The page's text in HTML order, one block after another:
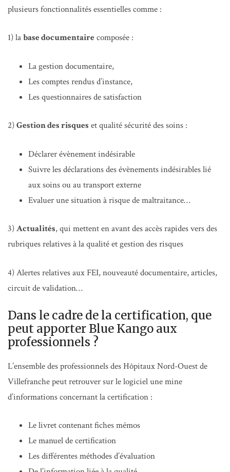
plusieurs fonctionnalités essentielles comme :
1) labase documentaire composée :
La gestion documentaire,
Les comptes rendus d’instance,
Les questionnaires de satisfaction
2)Gestion des risques et qualité sécurité des soins :
Déclarer évènement indésirable
Suivre les déclarations des évènements indésirables lié
aux soins ou au transport externe
Evaluer une situation à risque de maltraitance…
3)Actualités, qui mettent en avant des accès rapides vers des
rubriques relatives à la qualité et gestion des risques
4) Alertes relatives aux FEI, nouveauté documentaire, articles,
circuit de validation…
Dans le cadre de la certification, que
peut apporter Blue Kango aux
professionnels ?
L’ensemble des professionnels des Hôpitaux Nord-Ouest de
Villefranche peut retrouver sur le logiciel une mine
d’informations concernant la certification :
Le livret contenant fiches mémos
Le manuel de certification
Les différentes méthodes d’évaluation